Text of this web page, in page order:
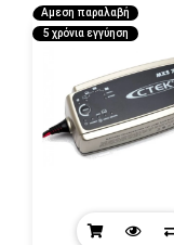
Αμεση παραλαβή
5 χρόνια εγγύηση